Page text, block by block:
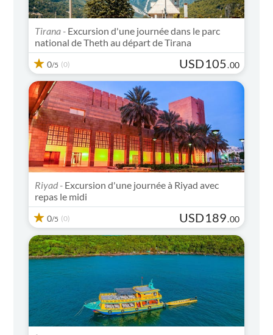
Tirana - Excursion d'une journée dans le parc
national de Theth au départ de Tirana
0/5 (0) USD105.00
Riyad - Excursion d'une journée à Riyad avec
repas le midi
0/5 (0) USD189.00